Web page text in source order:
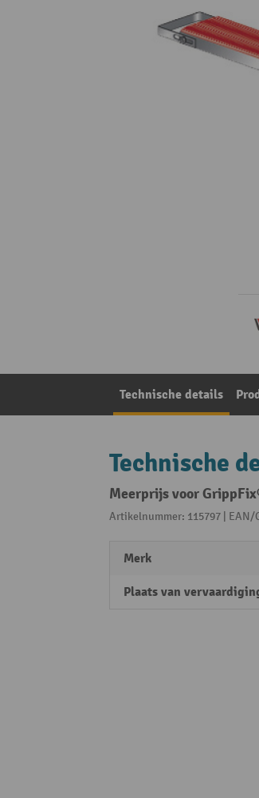
Technische details
Technische
Meerprijs voor
Artikelnummer: 115797 | EAN/
Merk
Plaats van